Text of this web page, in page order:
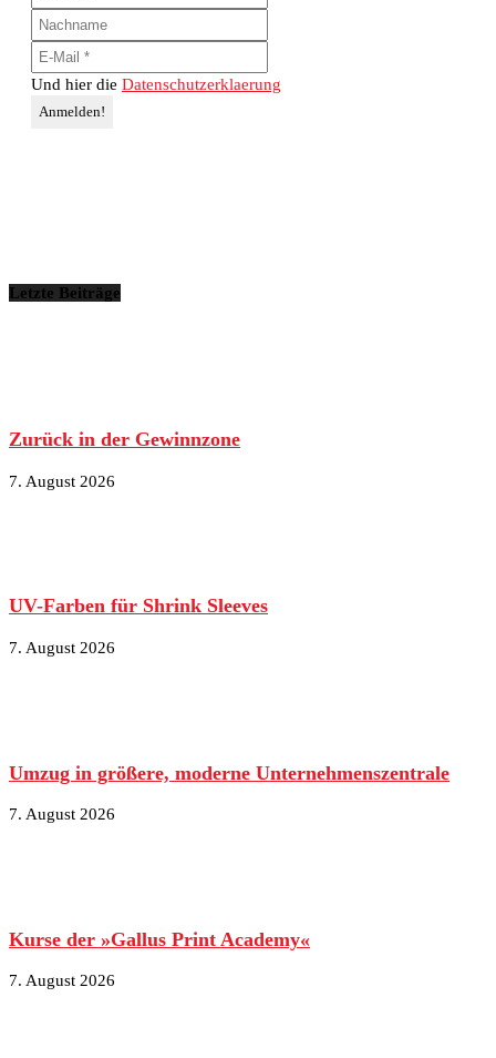
Und hier die Datenschutzerklaerung
Letzte Beiträge
Zurück in der Gewinnzone
7. August 2026
UV-Farben für Shrink Sleeves
7. August 2026
Umzug in größere, moderne Unternehmenszentrale
7. August 2026
Kurse der »Gallus Print Academy«
7. August 2026